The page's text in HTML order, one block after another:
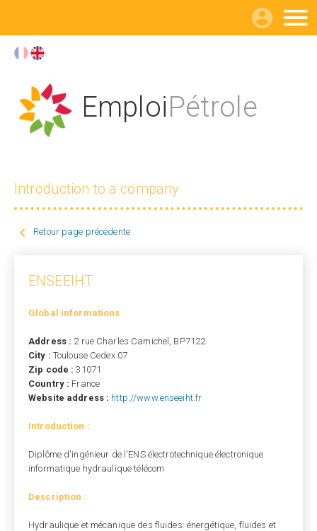

EmploiPétrole
Introduction to a company
 Retour page précédente
ENSEEIHT
Global informations
Address : 2 rue Charles Camichel, BP7122
City : Toulouse Cedex 07
Zip code :31071
Country : France
Website address : http://www.enseeiht.fr
Introduction :
Diplôme d'ingénieur de l'ENS électrotechnique électronique
informatique hydraulique télécom
Description :
Hydraulique et mécanique des fluides: énergétique, fluides et